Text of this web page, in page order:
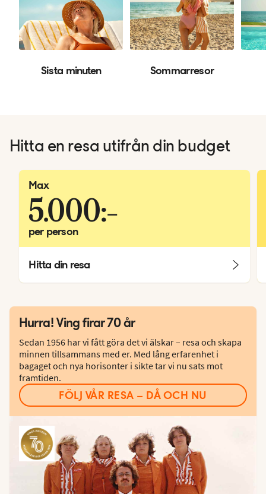
Sista minuten Sommarresor
Hitta en resa utifrån din budget
Max
5.000:-
per person
Hitta din resa
Hurra! Ving firar 70 år
Sedan 1956 har vi fått göra det vi älskar – resa och skapa
minnen tillsammans med er. Med lång erfarenhet i
bagaget och nya horisonter i sikte tar vi nu sats mot
framtiden.
FÖLJ VÅR RESA – DÅ OCH NU